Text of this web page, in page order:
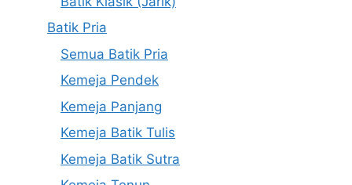
Batik Pria
Semua Batik Pria
Kemeja Pendek
Kemeja Panjang
Kemeja Batik Tulis
Kemeja Batik Sutra